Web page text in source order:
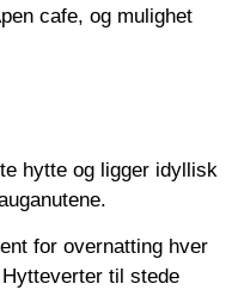
cafe, og mulighet
hytte og ligger idyllisk
for overnatting hver
til stede